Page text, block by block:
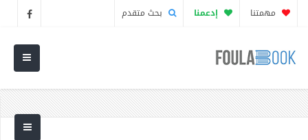
مهمتنا إدعمنا بحث متقدم